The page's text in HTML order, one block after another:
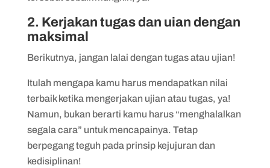
2. Kerjakan tugas dan uian dengan
maksimal
Berikutnya, jangan lalai dengan tugas atau ujian!
Itulah mengapa kamu harus mendapatkan nilai
terbaik ketika mengerjakan ujian atau tugas, ya!
Namun, bukan berarti kamu harus “menghalalkan
segala cara” untuk mencapainya. Tetap
berpegang teguh pada prinsip kejujuran dan
kedisiplinan!